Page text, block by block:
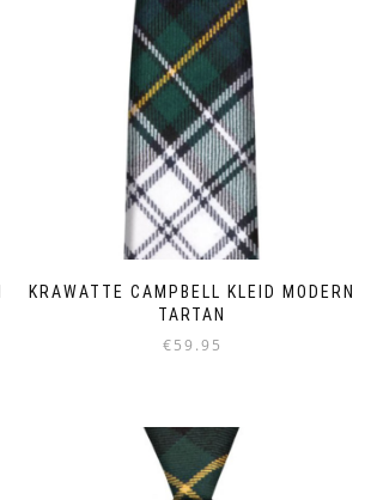
KRAWATTE CAMPBELL KLEID MODERN
TARTAN
€59.95